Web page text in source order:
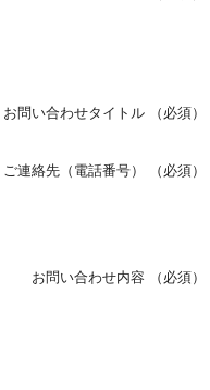
お問い合わせタイトル （必須）
ご連絡先（電話番号） （必須）
お問い合わせ内容 （必須）